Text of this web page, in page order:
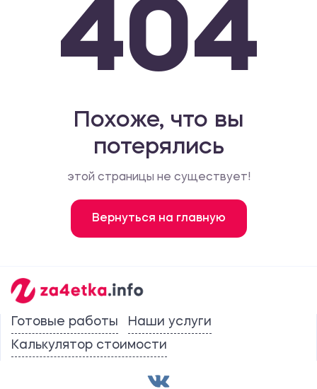
404
Похоже, что вы
потерялись
этой страницы не существует!
Вернуться на главную
Готовые работы
Наши услуги
Калькулятор стоимости